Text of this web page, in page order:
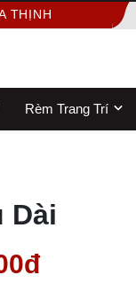
THỊNH
Rèm Trang Trí
Dài